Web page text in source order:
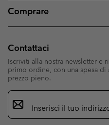
Comprare
Contattaci
Iscriviti alla nostra newsletter e
primo ordine, con una spesa di
prezzo pieno.
Iscrizione
e-
mail